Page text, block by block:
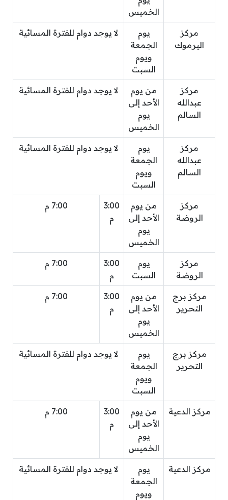
الخميس
مركز
اليرموك
يوم
الجمعة
ويوم
السبت
لا يوجد دوام للفترة المسائية
مركز
عبدالله
السالم
من يوم
الأحد إلى
يوم
الخميس
لا يوجد دوام للفترة المسائية
مركز
عبدالله
السالم
يوم
الجمعة
ويوم
السبت
لا يوجد دوام للفترة المسائية
مركز
الروضة
من يوم
الأحد إلى
يوم
الخميس
3:00
م
7:00 م
مركز
الروضة
يوم
السبت
3:00
م
7:00 م
مركز برج
التحرير
من يوم
الأحد إلى
يوم
الخميس
3:00
م
7:00 م
مركز برج
التحرير
يوم
الجمعة
ويوم
السبت
لا يوجد دوام للفترة المسائية
مركز الدعية
من يوم
الأحد إلى
يوم
الخميس
3:00
م
7:00 م
مركز الدعية
يوم
الجمعة
ويوم
لا يوجد دوام للفترة المسائية